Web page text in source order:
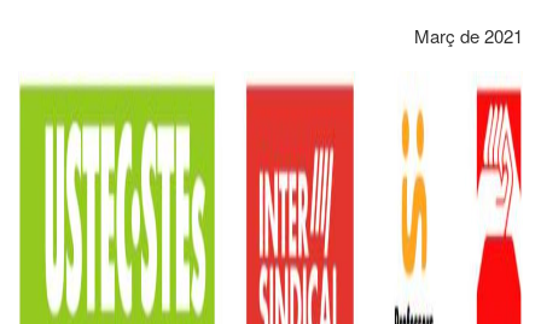
Març de 2021